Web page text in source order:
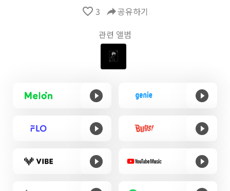
favorite_border 3 reply공유하기
관련 앨범